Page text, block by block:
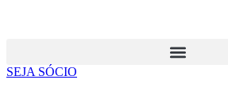
SEJA SÓCIO